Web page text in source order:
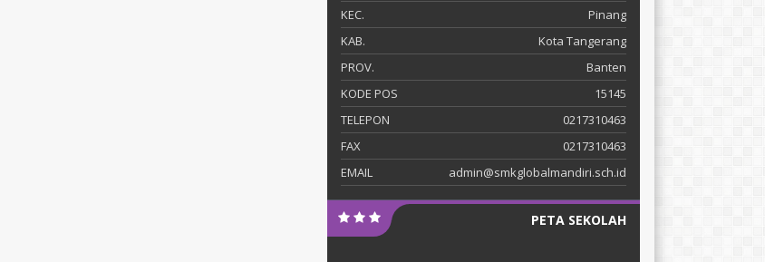
KEC.
Pinang
KAB.
Kota Tangerang
PROV.
Banten
KODE POS
15145
TELEPON
0217310463
FAX
0217310463
EMAIL
admin@smkglobalmandiri.sch.id
PETA SEKOLAH